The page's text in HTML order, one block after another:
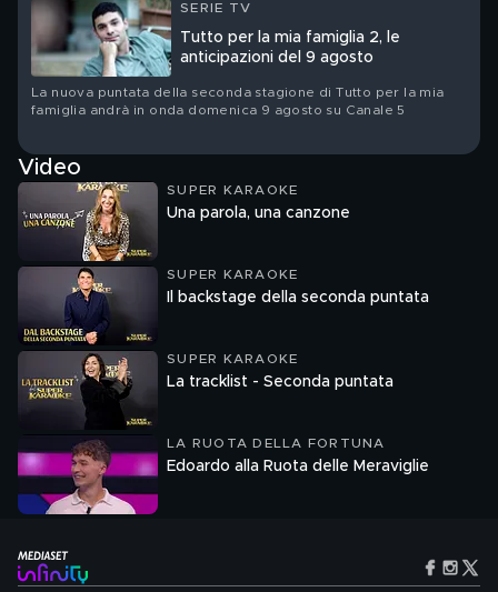
SERIE TV
Tutto per la mia famiglia 2, le
anticipazioni del 9 agosto
La nuova puntata della seconda stagione di Tutto per la mia
famiglia andrà in onda domenica 9 agosto su Canale 5
Video
SUPER KARAOKE
Una parola, una canzone
SUPER KARAOKE
Il backstage della seconda puntata
SUPER KARAOKE
La tracklist - Seconda puntata
LA RUOTA DELLA FORTUNA
Edoardo alla Ruota delle Meraviglie